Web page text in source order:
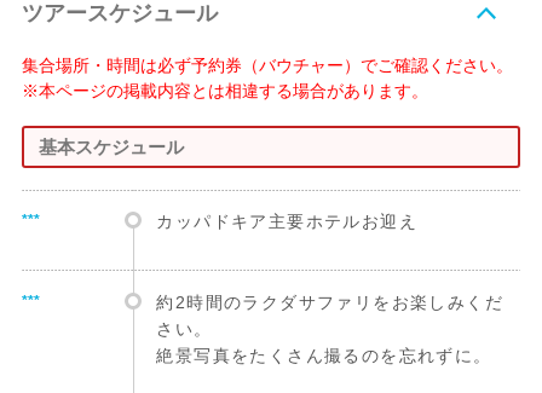
ツアースケジュール
集合場所・時間は必ず予約券（バウチャー）でご確認ください。
※本ページの掲載内容とは相違する場合があります。
基本スケジュール
*** カッパドキア主要ホテルお迎え
***
約2時間のラクダサファリをお楽しみくだ
さい。
絶景写真をたくさん撮るのを忘れずに。